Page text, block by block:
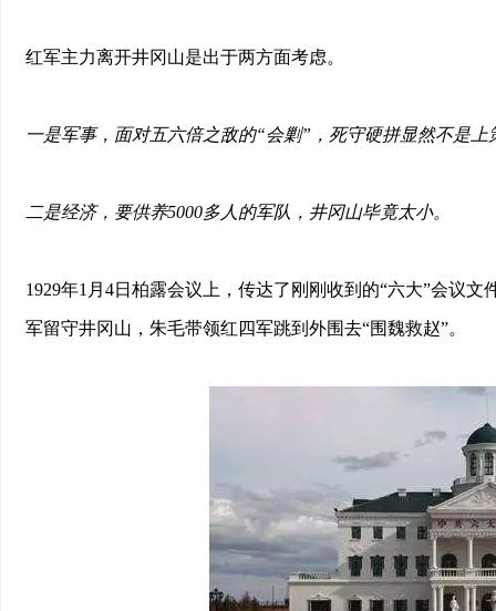
红军主力离开井冈山是出于两方面考虑。
一是军事，面对五六倍之敌的“会剿”，死守硬拼显然不是上
二是经济，要供养5000多人的军队，井冈山毕竟太小。
1929年1月4日柏露会议上，传达了刚刚收到的“六大”会议
军留守井冈山，朱毛带领红四军跳到外围去“围魏救赵”。